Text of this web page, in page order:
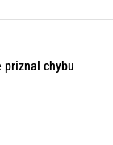
priznal chybu